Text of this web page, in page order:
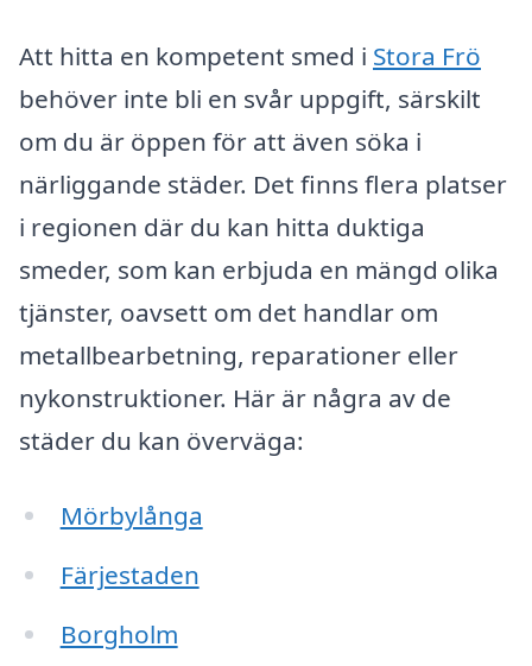
Att hitta en kompetent smed i Stora Frö
behöver inte bli en svår uppgift, särskilt
om du är öppen för att även söka i
närliggande städer. Det finns flera platser
i regionen där du kan hitta duktiga
smeder, som kan erbjuda en mängd olika
tjänster, oavsett om det handlar om
metallbearbetning, reparationer eller
nykonstruktioner. Här är några av de
städer du kan överväga:
Mörbylånga
Färjestaden
Borgholm